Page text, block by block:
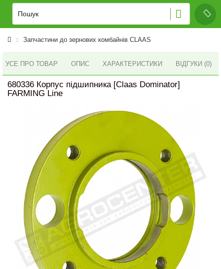
Запчастини до зернових комбайнів CLAAS
УСЕ ПРО ТОВАР ОПИС ХАРАКТЕРИСТИКИ ВІДГУКИ (0)
680336 Корпус підшипника [Claas Dominator]
FARMING Line